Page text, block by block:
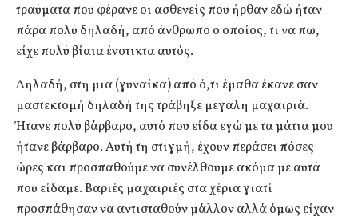
τραύματα που φέρανε οι ασθενείς που ήρθαν εδώ ήταν
πάρα πολύ δηλαδή, από άνθρωπο ο οποίος, τι να πω,
είχε πολύ βίαια ένστικτα αυτός.
Δηλαδή, στη μια (γυναίκα) από ό,τι έμαθα έκανε σαν
μαστεκτομή δηλαδή της τράβηξε μεγάλη μαχαιριά.
Ήτανε πολύ βάρβαρο, αυτό που είδα εγώ με τα μάτια μου
ήτανε βάρβαρο. Αυτή τη στιγμή, έχουν περάσει πόσες
ώρες και προσπαθούμε να συνέλθουμε ακόμα με αυτά
που είδαμε. Βαριές μαχαιριές στα χέρια γιατί
προσπάθησαν να αντισταθούν μάλλον αλλά όμως είχαν